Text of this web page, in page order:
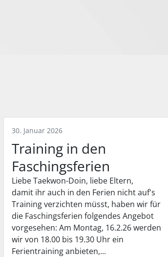
30. Januar 2026
Training in den
Faschingsferien
Liebe Taekwon-Doin, liebe Eltern,
damit ihr auch in den Ferien nicht auf's
Training verzichten müsst, haben wir für
die Faschingsferien folgendes Angebot
vorgesehen: Am Montag, 16.2.26 werden
wir von 18.00 bis 19.30 Uhr ein
Ferientraining anbieten,...